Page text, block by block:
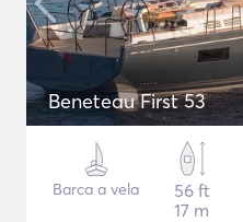
Beneteau First 53
Barca a vela
56 ft
17 m